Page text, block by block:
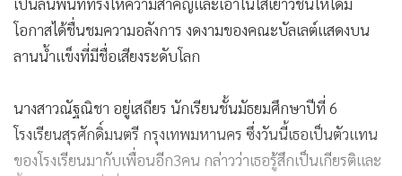
โอกาสได้ชื่นชมความอลังการ งดงามของคณะบัลเลต์แสดงบน
ลานน้ำแข็งที่มีชื่อเสียงระดับโลก
นางสาวณัฐณิชา อยู่เสถียร นักเรียนชั้นมัธยมศึกษาปีที่ 6
โรงเรียนสุรศักดิ์มนตรี กรุงเทพมหานคร ซึ่งวันนี้เธอเป็นตัวแทน
ของโรงเรียนมากับเพื่อนอีก3คน กล่าวว่าเธอรู้สึกเป็นเกียรติและ